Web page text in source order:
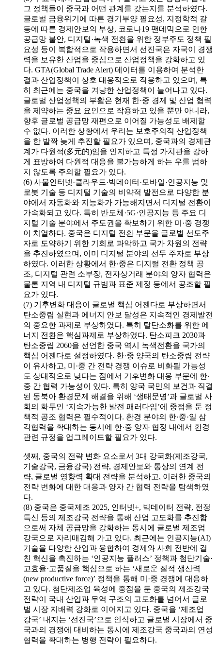
그 정책들이 중국과 어떤 관계를 갖는지를 분석하였다.
글로벌 금융위기에 따른 경기부양 필요성, 지정학적 갈
등에 따른 경제안보의 부상, 코로나19 팬데믹으로 인한
공급망 불안, 디지털·녹색 전환을 위한 정부주도 정책 필
요성 등이 복합적으로 작용하면서 선진국은 자국이 경쟁
력을 보유한 산업을 중심으로 산업정책을 강화하고 있
다. GTA(Global Trade Alert) 데이터를 이용하여 분석한
결과 산업정책이 상호 대응적으로 작용하고 있으며, 특
히 최근에는 중국을 겨냥한 산업정책이 늘어나고 있다.
글로벌 산업정책의 부활은 현재 한·중 경제 및 산업 협력
을 제약하는 중요 요인으로 작용하고 있을 뿐만 아니라,
향후 글로벌 공급망 재편으로 이어질 가능성도 배제할
수 없다. 이러한 상황에서 우리는 보호주의적 산업정책
을 한 발짝 늦게 추진할 필요가 있으며, 중국과의 경제관
계가 다원적(多元的)임을 인지하고 특정 가치관을 강하
게 표방하여 다원적 대응을 불가능하게 하는 우를 범하
지 않도록 주의할 필요가 있다.
(6) 사물인터넷·클라우드·빅데이터·모바일·인공지능 및
로봇 기술 등 디지털 기술의 비약적 발전으로 다양한 분
야에서 자동화와 지능화가 가능해지면서 디지털 전환이
가속화되고 있다. 특히 반도체·5G·인공지능 등 주요 디
지털 기술 분야에서 주도권을 확보하기 위한 미·중 경쟁
이 치열하다. 중국은 디지털 전환 부문을 글로벌 선도주
자로 도약하기 위한 기회로 파악하고 국가 차원의 전략
을 추진하였으며, 이미 디지털 분야의 선두 주자로 부상
하였다. 이러한 상황에서 한·중은 디지털 전환 정책 공
조, 디지털 관련 소부장, 전자상거래 분야의 양자 협력은
물론 지역 내 디지털 규범과 표준 제정 등에서 공조할 필
요가 있다.
(7) 기후변화 대응이 글로벌 핵심 어젠다로 부상하면서
탄소중립 실현과 에너지 안보 달성은 지속적인 경제발전
의 중요한 과제로 부상하였다. 특히 탈탄소화를 위한 에
너지 전환은 핵심과제로 부상하였다. 탄소피크 2030과
탄소중립 2060을 선언한 중국 역시 녹색전환을 국가의
핵심 어젠다로 설정하였다. 한·중 양국의 탄소중립 전략
이 유사하고, 미·중 간 전략 경쟁 이슈로 비화될 가능성
도 상대적으로 낮다는 점에서 기후변화 대응 부문에 한·
중 간 협력 가능성이 있다. 특히 양국 국민의 보건과 직결
된 동북아 환경문제 해결을 위해 ‘생태문명’과 글로벌 사
회의 화두인 ‘지속가능한 발전 패러다임’에 중점을 둔 정
책적 공조 협력은 필수적이다. 환경 분야의 한·중·일 삼
각협력을 확대하는 동시에 한·중 양자 협정 내에서 환경
관련 규정을 업그레이드할 필요가 있다.
셋째, 중국의 전략 변화 요소로서 3대 강국화(제조강국,
기술강국, 금융강국) 전략, 경제안보와 통상의 연계 전
략, 글로벌 영향력 확대 전략을 분석하고, 이러한 중국의
전략 변화에 대한 대응과 양자 간 협력 전략을 탐색하였
다.
(8) 중국은 중국제조 2025, 인터넷+, 빅데이터 전략, 전정
특신 등의 제조강국 전략을 통해 산업 고도화를 추진함
으로써 자체 공급망을 강화하는 동시에 글로벌 제조업
강국으로 자리매김해 가고 있다. 최근에는 인공지능(AI)
기술을 다양한 산업과 융합하여 경제와 사회 전반에 걸
친 혁신을 촉진하는 ‘인공지능 플러스’ 정책과 첨단기술·
고효율·고품질을 핵심으로 하는 ‘새로운 질적 생산력
(new productive force)’ 정책을 통해 미·중 경쟁에 대응하
고 있다. 첨단제조업 육성에 중점을 둔 중국의 제조강국
전략이 국내 산업과 무역 구조의 고도화를 넘어서 글로
벌 시장 지배력 강화로 이어지고 있다. 중국을 ‘제조업
강국’ 내지는 ‘선진국’으로 인식하고 글로벌 시장에서 중
국과의 경쟁에 대비하는 동시에 제조강국 중국과의 연성
협력을 확대하는 병행 전략이 필요하다.